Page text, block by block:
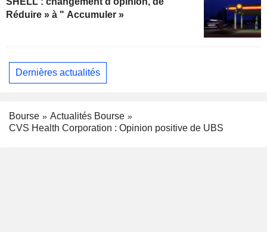
Réduire » à " Accumuler »
Dernières actualités
Bourse
Actualités Bourse
CVS Health Corporation : Opinion positive de UBS